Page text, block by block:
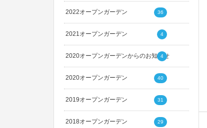
2022オープンガーデン 36
2021オープンガーデン 4
2020オープンガーデンからのお知らせ
4
2020オープンガーデン 40
2019オープンガーデン 31
2018オープンガーデン 29